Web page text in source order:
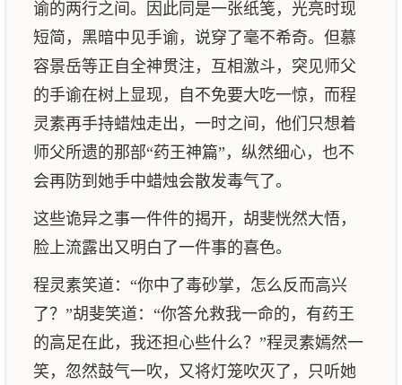
谕的两行之间。因此同是一张纸笺，光亮时现
短简，黑暗中见手谕，说穿了毫不希奇。但慕
容景岳等正自全神贯注，互相激斗，突见师父
的手谕在树上显现，自不免要大吃一惊，而程
灵素再手持蜡烛走出，一时之间，他们只想着
师父所遗的那部“药王神篇”，纵然细心，也不
会再防到她手中蜡烛会散发毒气了。
这些诡异之事一件件的揭开，胡斐恍然大悟，
脸上流露出又明白了一件事的喜色。
程灵素笑道：“你中了毒砂掌，怎么反而高兴
了？”胡斐笑道：“你答允救我一命的，有药王
的高足在此，我还担心些什么？”程灵素嫣然一
笑，忽然鼓气一吹，又将灯笼吹灭了，只听她